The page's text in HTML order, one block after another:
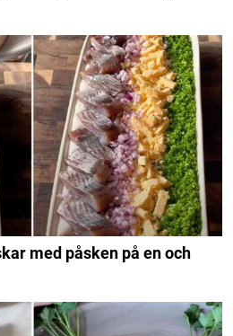
med påsken på en och